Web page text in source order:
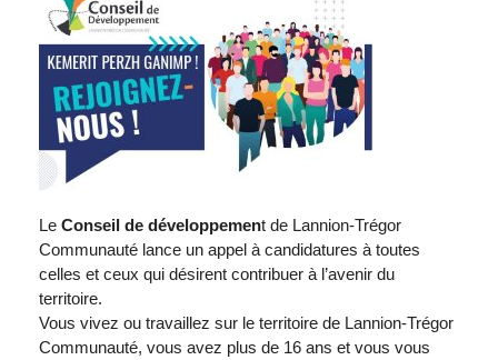
Le Conseil de développement de Lannion-Trégor
Communauté lance un appel à candidatures à toutes
celles et ceux qui désirent contribuer à l’avenir du
territoire.
Vous vivez ou travaillez sur le territoire de Lannion-Trégor
Communauté, vous avez plus de 16 ans et vous vous